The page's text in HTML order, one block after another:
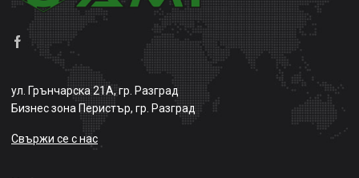
ул. Грънчарска 21А, гр. Разград
Бизнес зона Перистър, гр. Разград
Свържи се с нас